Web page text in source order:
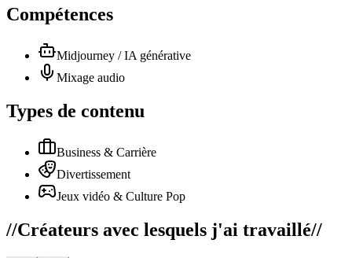
Compétences
Midjourney / IA générative
Mixage audio
Types de contenu
Business & Carrière
Divertissement
Jeux vidéo & Culture Pop
//Créateurs avec lesquels j'ai travaillé//